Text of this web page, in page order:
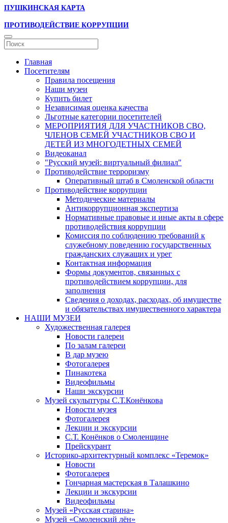
ПУШКИНСКАЯ КАРТА
ПРОТИВОДЕЙСТВИЕ КОРРУПЦИИ
Главная
Посетителям
Правила посещения
Наши музеи
Купить билет
Независимая оценка качества
Льготные категории посетителей
МЕРОПРИЯТИЯ ДЛЯ УЧАСТНИКОВ СВО,
ЧЛЕНОВ СЕМЕЙ УЧАСТНИКОВ СВО И
ДЕТЕЙ ИЗ МНОГОДЕТНЫХ СЕМЕЙ
Видеоканал
"Русский музей: виртуальный филиал"
Противодействие терроризму
Оперативный штаб в Смоленской области
Противодействие коррупции
Методические материалы
Антикоррупционная экспертиза
Нормативные правовые и иные акты в сфере
противодействия коррупции
Комиссия по соблюдению требований к
служебному поведению государственных
гражданских служащих и урег
Контактная информация
Формы документов, связанных с
противодействием коррупции, для
заполнения
Сведения о доходах, расходах, об имуществе
и обязательствах имущественного характера
НАШИ МУЗЕИ
Художественная галерея
Новости галереи
По залам галереи
В дар музею
Фотогалерея
Пинакотека
Видеофильмы
Наши экскурсии
Музей скульптуры С.Т.Конёнкова
Новости музея
Фотогалерея
Лекции и экскурсии
С.Т. Конёнков о Смоленщине
Прейскурант
Историко-архитектурный комплекс «Теремок»
Новости
Фотогалерея
Гончарная мастерская в Талашкино
Лекции и экскурсии
Видеофильмы
Музей «Русская старина»
Музей «Смоленский лён»